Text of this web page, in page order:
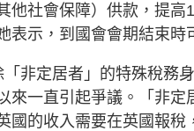
他社會保障）供款，提
表示，到國會會期結束時
非定居者」的特殊稅務
來一直引起爭議。「非
國的收入需要在英國報